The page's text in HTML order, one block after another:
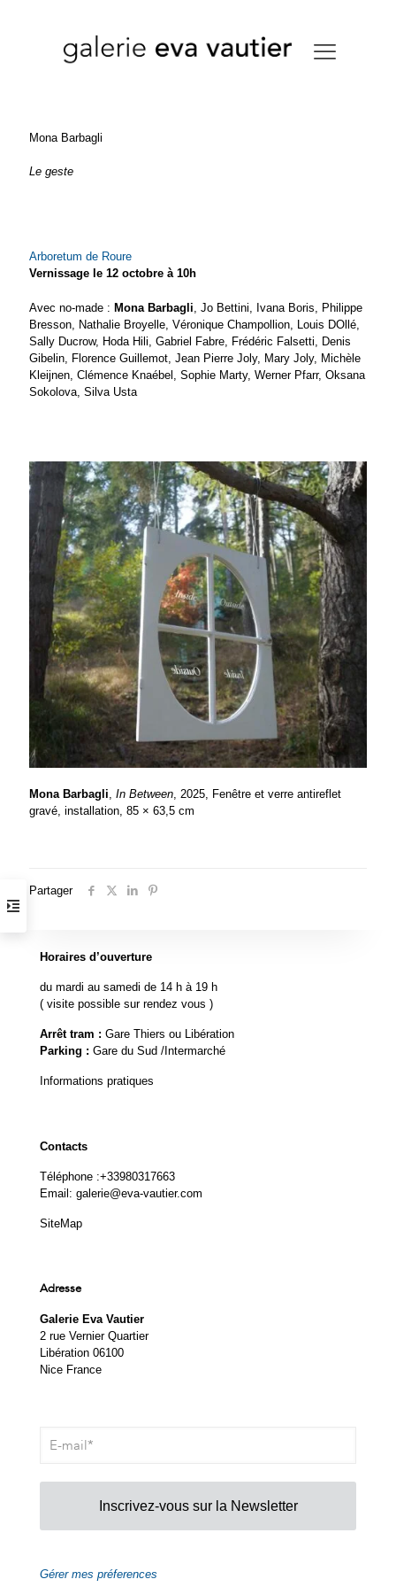
Mona Barbagli
Le geste
Arboretum de Roure
Vernissage le 12 octobre à 10h
Avec no-made : Mona Barbagli, Jo Bettini, Ivana Boris, Philippe
Bresson, Nathalie Broyelle, Véronique Champollion, Louis DOllé,
Sally Ducrow, Hoda Hili, Gabriel Fabre, Frédéric Falsetti, Denis
Gibelin, Florence Guillemot, Jean Pierre Joly, Mary Joly, Michèle
Kleijnen, Clémence Knaébel, Sophie Marty, Werner Pfarr, Oksana
Sokolova, Silva Usta
Mona Barbagli, In Between, 2025, Fenêtre et verre antireflet
gravé, installation, 85 × 63,5 cm
Partager
Horaires d’ouverture
du mardi au samedi de 14 h à 19 h
( visite possible sur rendez vous )
Arrêt tram : Gare Thiers ou Libération
Parking : Gare du Sud /Intermarché
Informations pratiques
Contacts
Téléphone :+33980317663
Email: galerie@eva-vautier.com
SiteMap
Adresse
Galerie Eva Vautier
2 rue Vernier Quartier
Libération 06100
Nice France
Inscrivez-vous sur la Newsletter
Gérer mes préferences